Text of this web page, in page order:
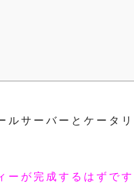
ルサーバーとケータ
ーが完成するはずで